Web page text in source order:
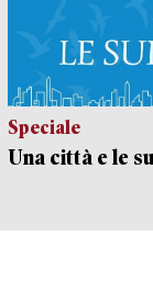
Speciale
Una città e le